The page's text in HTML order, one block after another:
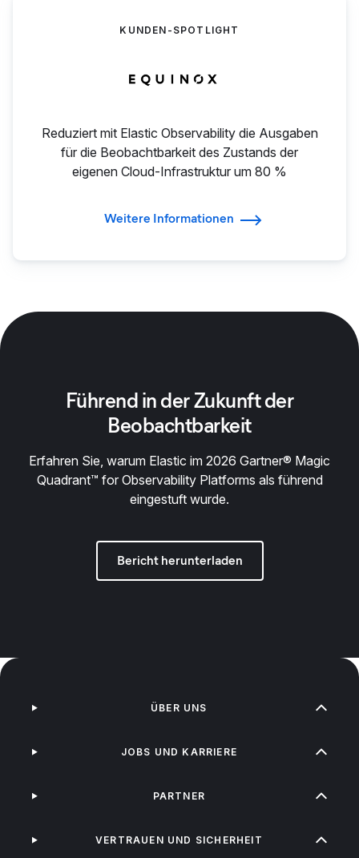
KUNDEN-SPOTLIGHT
Reduziert mit Elastic Observability die Ausgaben
für die Beobachtbarkeit des Zustands der
eigenen Cloud-Infrastruktur um 80 %
Weitere Informationen
Führend in der Zukunft der
Beobachtbarkeit
Erfahren Sie, warum Elastic im 2026 Gartner® Magic
Quadrant™ for Observability Platforms als führend
eingestuft wurde.
Bericht herunterladen
ÜBER UNS
JOBS UND KARRIERE
PARTNER
VERTRAUEN UND SICHERHEIT